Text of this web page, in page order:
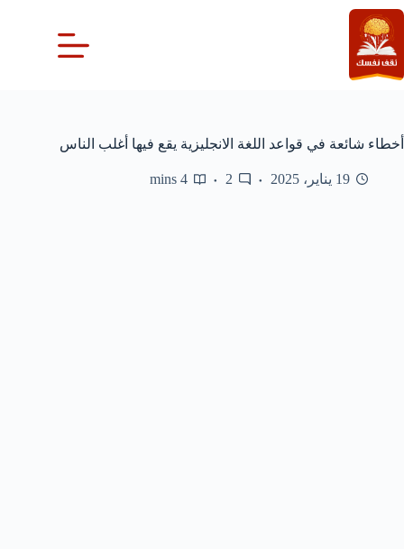
التجاوز
إلى
المحتوى
أخطاء شائعة في قواعد اللغة الانجليزية يقع فيها أغلب الناس
19 يناير، 2025 2
4 mins